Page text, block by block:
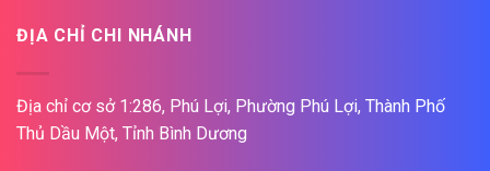
ĐỊA CHỈ CHI NHÁNH
Địa chỉ cơ sở 1:286, Phú Lợi, Phường Phú Lợi, Thành Phố
Thủ Dầu Một, Tỉnh Bình Dương